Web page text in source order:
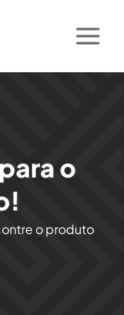
o
o produto